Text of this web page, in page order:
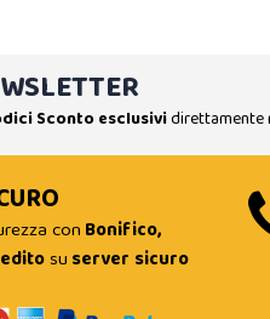
Sconto esclusividirettamente
con Bonifico,
su server sicuro